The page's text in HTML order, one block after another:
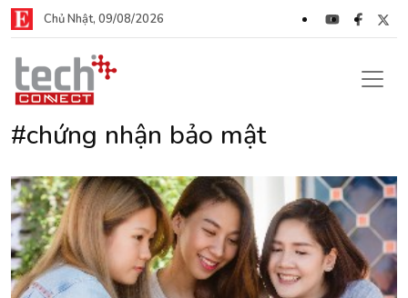
Chủ Nhật, 09/08/2026
#chứng nhận bảo mật